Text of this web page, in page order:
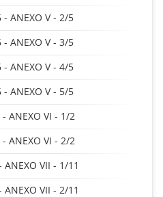
- ANEXO V - 2/5
- ANEXO V - 3/5
- ANEXO V - 4/5
- ANEXO V - 5/5
ANEXO VI - 1/2
ANEXO VI - 2/2
ANEXO VII - 1/11
ANEXO VII - 2/11